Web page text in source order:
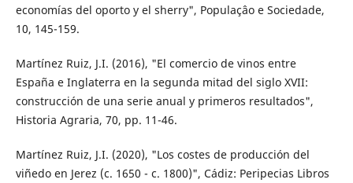
economías del oporto y el sherry", Populaçâo e Sociedade,
10, 145-159.
Martínez Ruiz, J.I. (2016), "El comercio de vinos entre
España e Inglaterra en la segunda mitad del siglo XVII:
construcción de una serie anual y primeros resultados",
Historia Agraria, 70, pp. 11-46.
Martínez Ruiz, J.I. (2020), "Los costes de producción del
viñedo en Jerez (c. 1650 - c. 1800)", Cádiz: Peripecias Libros